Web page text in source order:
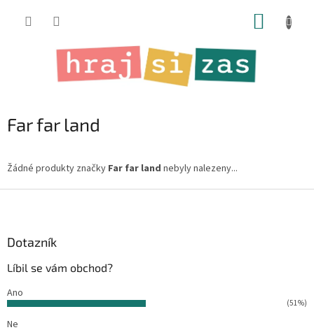
Far far land
Žádné produkty značky Far far land nebyly nalezeny...
Dotazník
Líbil se vám obchod?
Ano
(51%)
Ne